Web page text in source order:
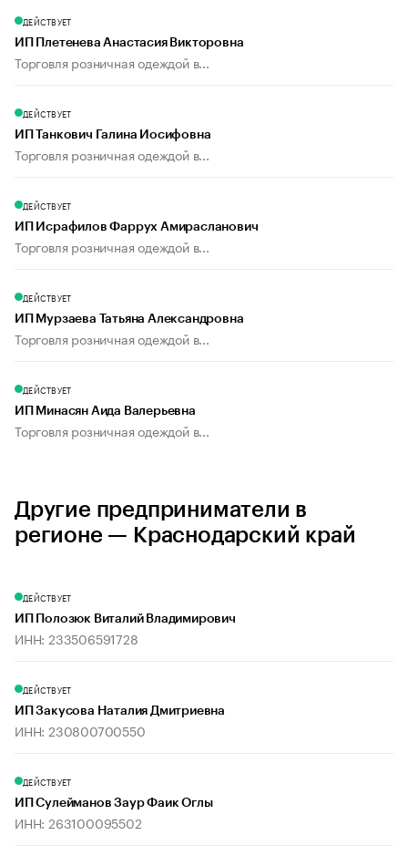
ДЕЙСТВУЕТ
ИП Плетенева Анастасия Викторовна
Торговля розничная одеждой в...
ДЕЙСТВУЕТ
ИП Танкович Галина Иосифовна
Торговля розничная одеждой в...
ДЕЙСТВУЕТ
ИП Исрафилов Фаррух Амирасланович
Торговля розничная одеждой в...
ДЕЙСТВУЕТ
ИП Мурзаева Татьяна Александровна
Торговля розничная одеждой в...
ДЕЙСТВУЕТ
ИП Минасян Аида Валерьевна
Торговля розничная одеждой в...
Другие предприниматели в
регионе — Краснодарский край
ДЕЙСТВУЕТ
ИП Полозюк Виталий Владимирович
ИНН: 233506591728
ДЕЙСТВУЕТ
ИП Закусова Наталия Дмитриевна
ИНН: 230800700550
ДЕЙСТВУЕТ
ИП Сулейманов Заур Фаик Оглы
ИНН: 263100095502